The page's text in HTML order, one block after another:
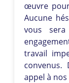
œuvre
Aucune
vous
travail
convenus.
appel à